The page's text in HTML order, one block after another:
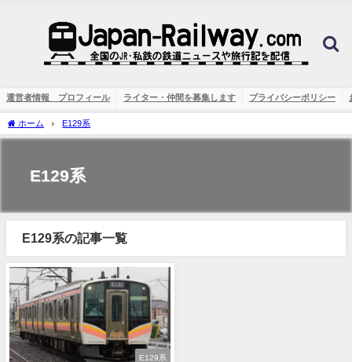
運営者情報 プロフィール ライター・仲間を募集します プライバシーポリシー
ホーム E129系
E129系
E129系の記事一覧
E129系